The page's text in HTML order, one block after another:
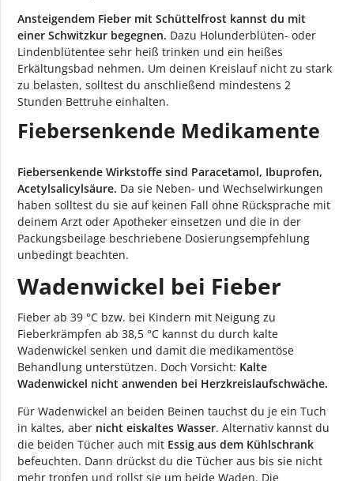
Ansteigendem Fieber mit Schüttelfrost kannst du mit
einer Schwitzkur begegnen. Dazu Holunderblüten- oder
Lindenblütentee sehr heiß trinken und ein heißes
Erkältungsbad nehmen. Um deinen Kreislauf nicht zu stark
zu belasten, solltest du anschließend mindestens 2
Stunden Bettruhe einhalten.
Fiebersenkende Medikamente
Fiebersenkende Wirkstoffe sind Paracetamol, Ibuprofen,
Acetylsalicylsäure. Da sie Neben- und Wechselwirkungen
haben solltest du sie auf keinen Fall ohne Rücksprache mit
deinem Arzt oder Apotheker einsetzen und die in der
Packungsbeilage beschriebene Dosierungsempfehlung
unbedingt beachten.
Wadenwickel bei Fieber
Fieber ab 39 °C bzw. bei Kindern mit Neigung zu
Fieberkrämpfen ab 38,5 °C kannst du durch kalte
Wadenwickel senken und damit die medikamentöse
Behandlung unterstützen. Doch Vorsicht: Kalte
Wadenwickel nicht anwenden bei Herzkreislaufschwäche.
Für Wadenwickel an beiden Beinen tauchst du je ein Tuch
in kaltes, aber nicht eiskaltes Wasser. Alternativ kannst du
die beiden Tücher auch mit Essig aus dem Kühlschrank
befeuchten. Dann drückst du die Tücher aus bis sie nicht
mehr tropfen und rollst sie um beide Waden. Die